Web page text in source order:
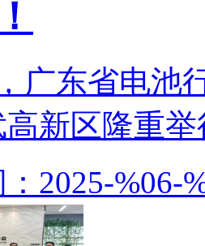
广东省电池
新区隆重举
2025-%06-